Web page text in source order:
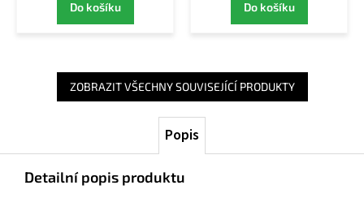
Do košíku Do košíku
ZOBRAZIT VŠECHNY SOUVISEJÍCÍ PRODUKTY
Popis
Detailní popis produktu